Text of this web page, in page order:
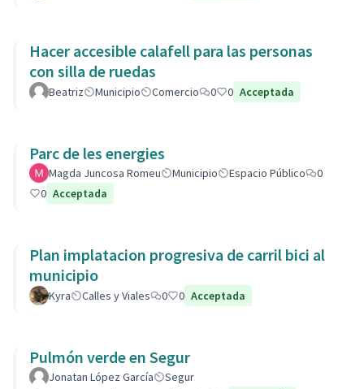
Hacer accesible calafell para las personas
con silla de ruedas
Beatriz Municipio Comercio 0 0 Acceptada
Parc de les energies
Magda Juncosa Romeu Municipio Espacio Público
0
0 Acceptada
Plan implatacion progresiva de carril bici al
municipio
Kyra Calles y Viales 0 0 Acceptada
Pulmón verde en Segur
Jonatan López García
Segur